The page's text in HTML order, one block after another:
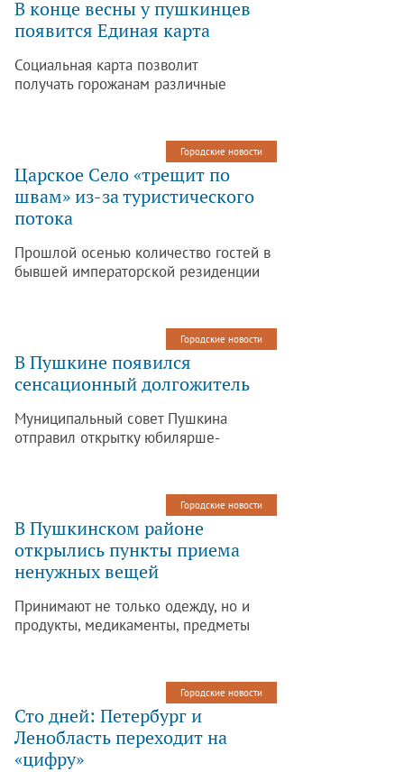
В конце весны у пушкинцев
появится Единая карта
Социальная карта позволит
получать горожанам различные
Городские новости
Царское Село «трещит по
швам» из-за туристического
потока
Прошлой осенью количество гостей в
бывшей императорской резиденции
Городские новости
В Пушкине появился
сенсационный долгожитель
Муниципальный совет Пушкина
отправил открытку юбилярше-
Городские новости
В Пушкинском районе
открылись пункты приема
ненужных вещей
Принимают не только одежду, но и
продукты, медикаменты, предметы
Городские новости
Сто дней: Петербург и
Ленобласть переходит на
«цифру»